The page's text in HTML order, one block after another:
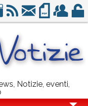
Notizie, eventi,